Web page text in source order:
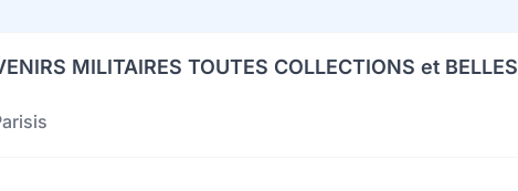
MILITAIRES TOUTES COLLECTIONS et BELLES